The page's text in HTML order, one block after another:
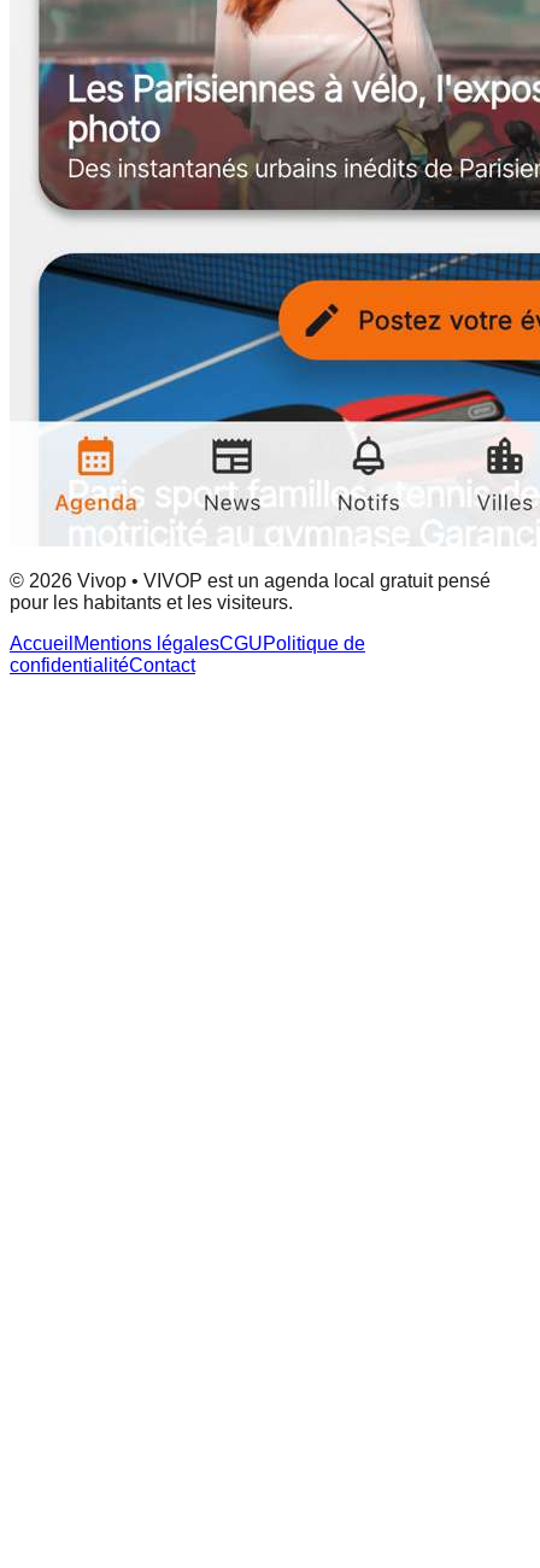
© 2026 Vivop • VIVOP est un agenda local gratuit pensé
pour les habitants et les visiteurs.
Accueil Mentions légalesCGUPolitique de
confidentialitéContact